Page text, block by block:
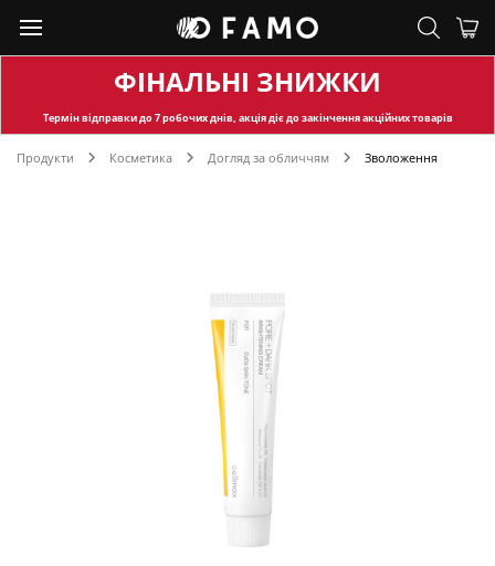
ФІНАЛЬНІ ЗНИЖКИ
Термін відправкидо 7 робочих днів, акція діє до закінчення акційних товарів
Продукти Косметика Догляд за обличчям Зволоження